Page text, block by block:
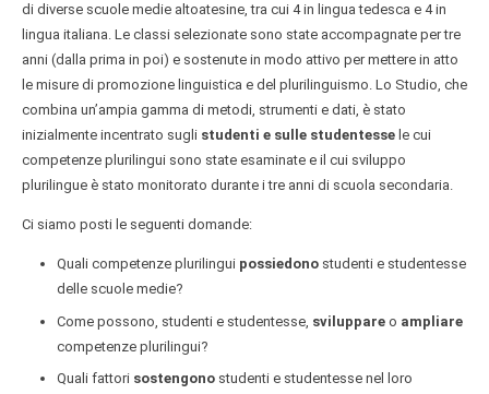
di diverse scuole medie altoatesine, tra cui 4 in lingua tedesca e 4 in
lingua italiana. Le classi selezionate sono state accompagnate per tre
anni (dalla prima in poi) e sostenute in modo attivo per mettere in atto
le misure di promozione linguistica e del plurilinguismo. Lo Studio, che
combina un’ampia gamma di metodi, strumenti e dati, è stato
inizialmente incentrato sugli studenti e sulle studentessele cui
competenze plurilingui sono state esaminate e il cui sviluppo
plurilingue è stato monitorato durante i tre anni di scuola secondaria.
Ci siamo posti le seguenti domande:
Quali competenze plurilingui possiedono studenti e studentesse
delle scuole medie?
Come possono, studenti e studentesse, sviluppare o ampliare
competenze plurilingui?
Quali fattori sostengono studenti e studentesse nel loro